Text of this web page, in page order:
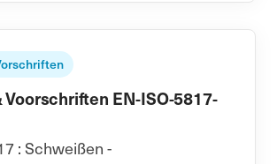
EN-ISO-5817-
: Schweißen -